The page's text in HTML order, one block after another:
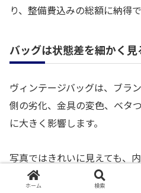
り、整備費込みの総額に納得
バッグは状態差を細かく見
ヴィンテージバッグは、ブラ
側の劣化、金具の変色、ベタ
に大きく影響します。
写真ではきれいに見えても、
化があると、修理費が高くな
ホーム 検索